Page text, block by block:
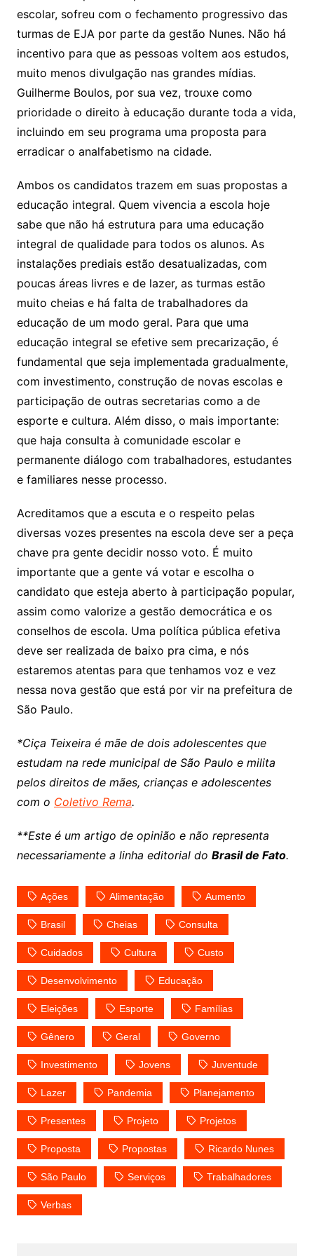
escolar, sofreu com o fechamento progressivo das
turmas de EJA por parte da gestão Nunes. Não há
incentivo para que as pessoas voltem aos estudos,
muito menos divulgação nas grandes mídias.
Guilherme Boulos, por sua vez, trouxe como
prioridade o direito à educação durante toda a vida,
incluindo em seu programa uma proposta para
erradicar o analfabetismo na cidade.
Ambos os candidatos trazem em suas propostas a
educação integral. Quem vivencia a escola hoje
sabe que não há estrutura para uma educação
integral de qualidade para todos os alunos. As
instalações prediais estão desatualizadas, com
poucas áreas livres e de lazer, as turmas estão
muito cheias e há falta de trabalhadores da
educação de um modo geral. Para que uma
educação integral se efetive sem precarização, é
fundamental que seja implementada gradualmente,
com investimento, construção de novas escolas e
participação de outras secretarias como a de
esporte e cultura. Além disso, o mais importante:
que haja consulta à comunidade escolar e
permanente diálogo com trabalhadores, estudantes
e familiares nesse processo.
Acreditamos que a escuta e o respeito pelas
diversas vozes presentes na escola deve ser a peça
chave pra gente decidir nosso voto. É muito
importante que a gente vá votar e escolha o
candidato que esteja aberto à participação popular,
assim como valorize a gestão democrática e os
conselhos de escola. Uma política pública efetiva
deve ser realizada de baixo pra cima, e nós
estaremos atentas para que tenhamos voz e vez
nessa nova gestão que está por vir na prefeitura de
São Paulo.
*Ciça Teixeira é mãe de dois adolescentes que
estudam na rede municipal de São Paulo e milita
pelos direitos de mães, crianças e adolescentes
com o Coletivo Rema.
**Este é um artigo de opinião e não representa
necessariamente a linha editorial do Brasil de Fato.
Ações Alimentação Aumento
Brasil Cheias Consulta
Cuidados Cultura Custo
Desenvolvimento Educação
Eleições Esporte Famílias
Gênero Geral Governo
Investimento Jovens Juventude
Lazer Pandemia Planejamento
Presentes Projeto Projetos
Proposta Propostas Ricardo Nunes
São Paulo Serviços Trabalhadores
Verbas